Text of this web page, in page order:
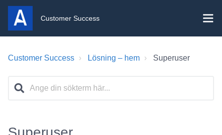
Customer Success
Customer Success Lösning – hem Superuser